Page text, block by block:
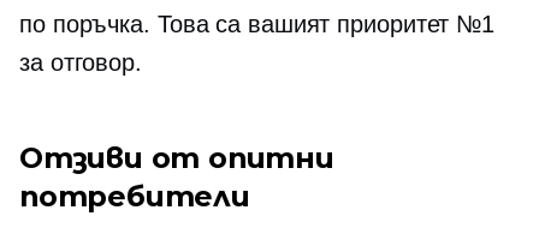
по поръчка. Това са вашият приоритет №1
за отговор.
Отзиви от опитни
потребители